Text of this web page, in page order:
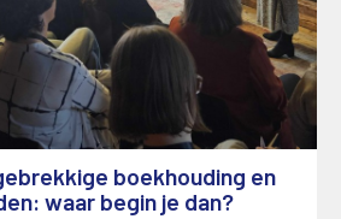
boekhouding en
waar begin je dan?